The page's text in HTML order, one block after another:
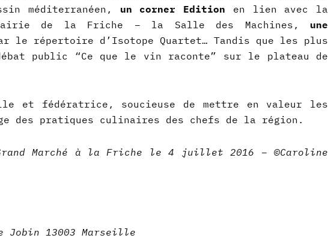
méditerranéen, un corner Edition en lien avec la
de la Friche – la Salle des Machines, une
le répertoire d’Isotope Quartet… Tandis que les plus
public “Ce que le vin raconte” sur le plateau de
et fédératrice, soucieuse de mettre en valeur les
des pratiques culinaires des chefs de la région.
Marché à la Friche le 4 juillet 2016 – ©Caroline
13003 Marseille